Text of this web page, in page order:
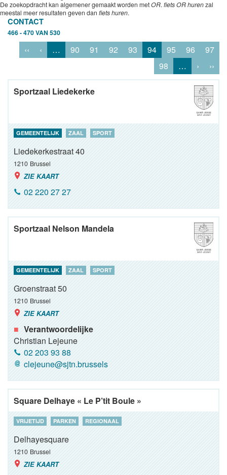
De zoekopdracht kan algemener gemaakt worden metOR. fiets OR hurenzal
meestal meer resultaten geven dan fiets huren.
CONTACT
466 - 470 VAN 530
‹‹ ‹ … 90 91 92 93 94 95 96
97
98
… › ››
Sportzaal Liedekerke
GEMEENTELIJK ZAAL SPORT
Liedekerkestraat 40
1210 Brussel
ZIE KAART
02 220 27 27
Sportzaal Nelson Mandela
GEMEENTELIJK ZAAL SPORT
Groenstraat 50
1210 Brussel
ZIE KAART
Verantwoordelijke
Christian Lejeune
02 203 93 88
clejeune@sjtn.brussels
Square Delhaye « Le P’tit Boule »
VRIJETIJD PARKEN REGIONAAL
Delhayesquare
1210 Brussel
ZIE KAART